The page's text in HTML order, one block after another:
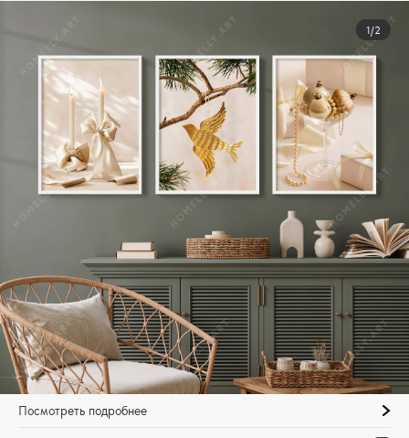
1/2
Посмотреть подробнее